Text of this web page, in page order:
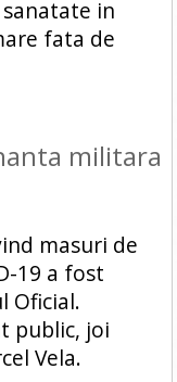
in
fata de
militara
masuri de
19 a fost
Oficial.
public, joi
Vela.